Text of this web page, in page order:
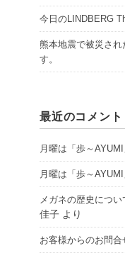
今日のLINDBERG
熊本地震で被災さ
す。
最近のコメント
月曜は「歩～
月曜は「歩～
メガネの歴史につ
佳子 より
お客様からのお問合